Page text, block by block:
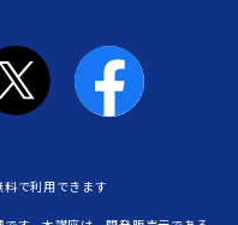
で利用できます